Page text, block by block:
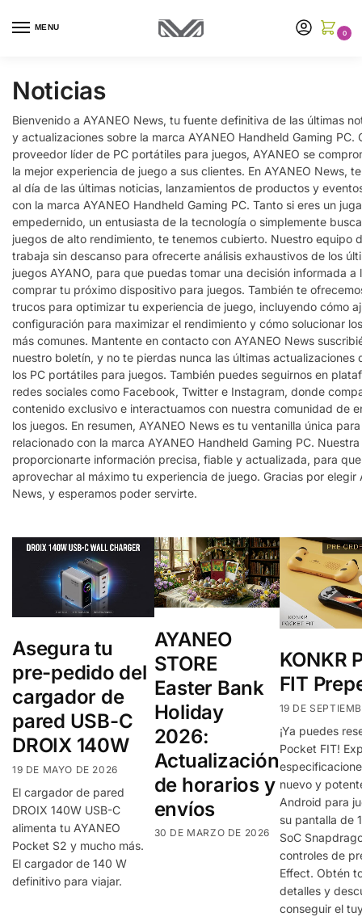
MENU
0
Noticias
Bienvenido a AYANEO News, tu fuente definitiva de las últimas
y actualizaciones sobre la marca AYANEO Handheld Gaming PC.
proveedor líder de PC portátiles para juegos, AYANEO se
la mejor experiencia de juego a sus clientes. En AYANEO News,
al día de las últimas noticias, lanzamientos de productos y
con la marca AYANEO Handheld Gaming PC. Tanto si eres un
empedernido, un entusiasta de la tecnología o simplemente
juegos de alto rendimiento, te tenemos cubierto. Nuestro equipo
trabaja sin descanso para ofrecerte análisis exhaustivos de los
juegos AYANO, para que puedas tomar una decisión informada a
comprar tu próximo dispositivo para juegos. También te
trucos para optimizar tu experiencia de juego, incluyendo cómo
configuración para maximizar el rendimiento y cómo solucionar
más comunes. Mantente en contacto con AYANEO News
nuestro boletín, y no te pierdas nunca las últimas actualizaciones
los PC portátiles para juegos. También puedes seguirnos en
redes sociales como Facebook, Twitter e Instagram, donde
contenido exclusivo e interactuamos con nuestra comunidad de
los juegos. En resumen, AYANEO News es tu ventanilla única
relacionado con la marca AYANEO Handheld Gaming PC.
proporcionarte información precisa, fiable y actualizada, para
aprovechar al máximo tu experiencia de juego. Gracias por elegir
News, y esperamos poder servirte.
Asegura tu
pre-pedido del
cargador de
pared USB-C
DROIX 140W
19 DE MAYO DE 2026
El cargador de pared
DROIX 140W USB-C
alimenta tu AYANEO
Pocket S2 y mucho más.
El cargador de 140 W
definitivo para viajar.
AYANEO
STORE
Easter Bank
Holiday
2026:
Actualización
de horarios y
envíos
30 DE MARZO DE 2026
KONKR
FIT
19 DE
¡Ya puedes
Pocket FIT!
nuevo y
Android para
su pantalla de
SoC
controles de
Effect. Obtén
detalles y
conseguir el